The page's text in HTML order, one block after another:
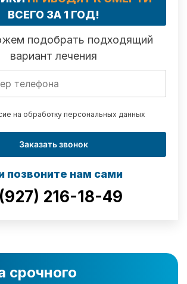
ВСЕГО ЗА 1 ГОД!
подобрать подходящий
вариант лечения
на обработку персональных данных
Заказать звонок
позвоните нам сами
216-18-49
срочного